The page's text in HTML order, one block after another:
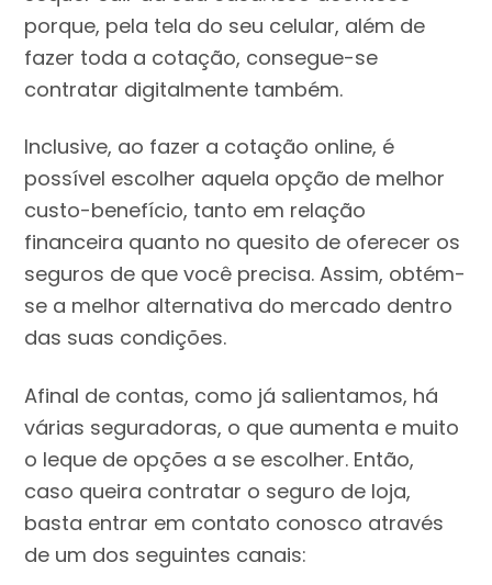
porque, pela tela do seu celular, além de
fazer toda a cotação, consegue-se
contratar digitalmente também.
Inclusive, ao fazer a cotação online, é
possível escolher aquela opção de melhor
custo-benefício, tanto em relação
financeira quanto no quesito de oferecer os
seguros de que você precisa. Assim, obtém-
se a melhor alternativa do mercado dentro
das suas condições.
Afinal de contas, como já salientamos, há
várias seguradoras, o que aumenta e muito
o leque de opções a se escolher. Então,
caso queira contratar o seguro de loja,
basta entrar em contato conosco através
de um dos seguintes canais: